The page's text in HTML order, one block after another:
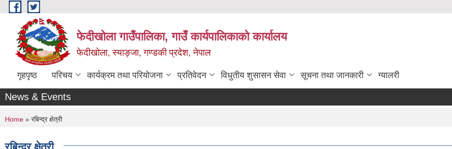
Skip to main content
फेदीखोला गाउँपालिका, गाउँ कार्यपालिकाको कार्यालय
फेदीखोला, स्याङ्जा, गण्डकी प्रदेश, नेपाल
गृहपृष्ठ परिचय कार्यक्रम तथा परियोजना प्रतिवेदन विधुतीय शुसासन सेवा सूचना तथा जानकारी ग्यालरी
News & Events
You are here
Home » रबिन्द्र क्षेत्री